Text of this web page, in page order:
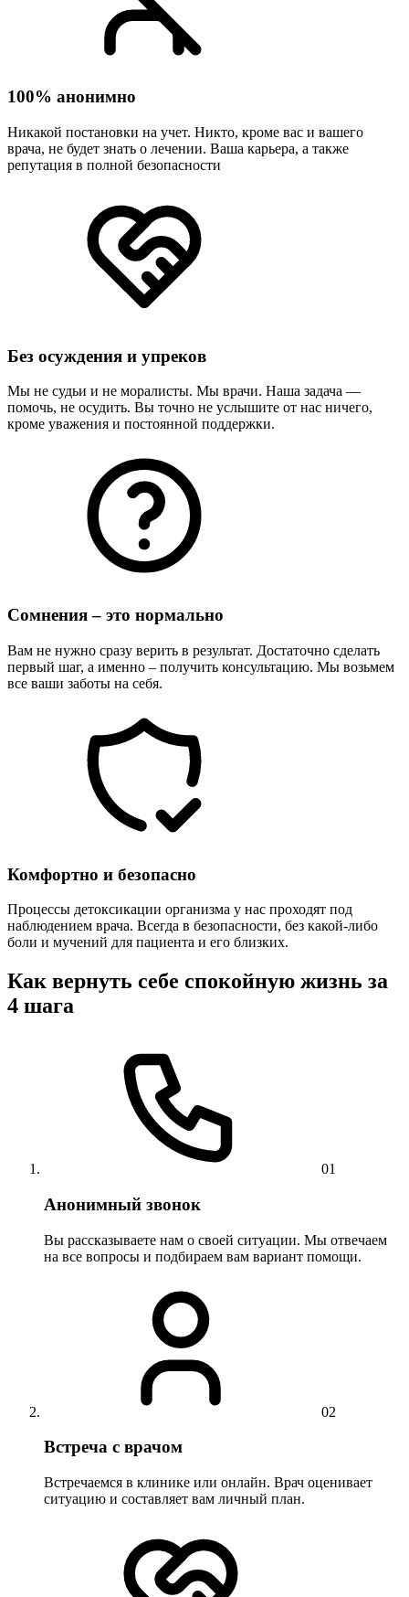
100% анонимно
Никакой постановки на учет. Никто, кроме вас и вашего
врача, не будет знать о лечении. Ваша карьера, а также
репутация в полной безопасности
Без осуждения и упреков
Мы не судьи и не моралисты. Мы врачи. Наша задача —
помочь, не осудить. Вы точно не услышите от нас ничего,
кроме уважения и постоянной поддержки.
Сомнения – это нормально
Вам не нужно сразу верить в результат. Достаточно сделать
первый шаг, а именно – получить консультацию. Мы возьмем
все ваши заботы на себя.
Комфортно и безопасно
Процессы детоксикации организма у нас проходят под
наблюдением врача. Всегда в безопасности, без какой-либо
боли и мучений для пациента и его близких.
Как вернуть себе спокойную жизнь за
4 шага
01
Анонимный звонок
Вы рассказываете нам о своей ситуации. Мы отвечаем
на все вопросы и подбираем вам вариант помощи.
02
Встреча с врачом
Встречаемся в клинике или онлайн. Врач оценивает
ситуацию и составляет вам личный план.